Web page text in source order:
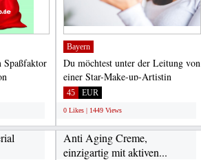
Spaßfaktor
Bayern
Du möchtest unter der Leitung von
einer Star-Make-up-Artistin
Martina Otte, die auch...
45 EUR
0 Likes | 1449 Views
Anti Aging Creme,
einzigartig mit aktiven...